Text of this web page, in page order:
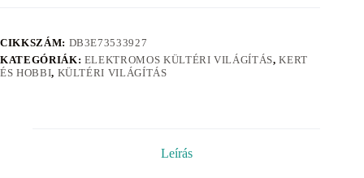
CIKKSZÁM: DB3E73533927
KATEGÓRIÁK: ELEKTROMOS KÜLTÉRI VILÁGÍTÁS,KERT
ÉS HOBBI, KÜLTÉRI VILÁGÍTÁS
Leírás